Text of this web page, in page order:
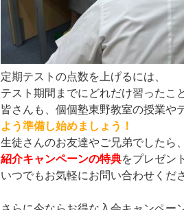
定期テストの点数を上げるには、
テスト期間までにどれだけ習ったこ
皆さんも、個個塾東野教室の授業や
よう準備し始めましょう！
生徒さんのお友達やご兄弟でしたら、
紹介キャンペーンの特典をプレゼン
いつでもお気軽にお問い合わせくだ